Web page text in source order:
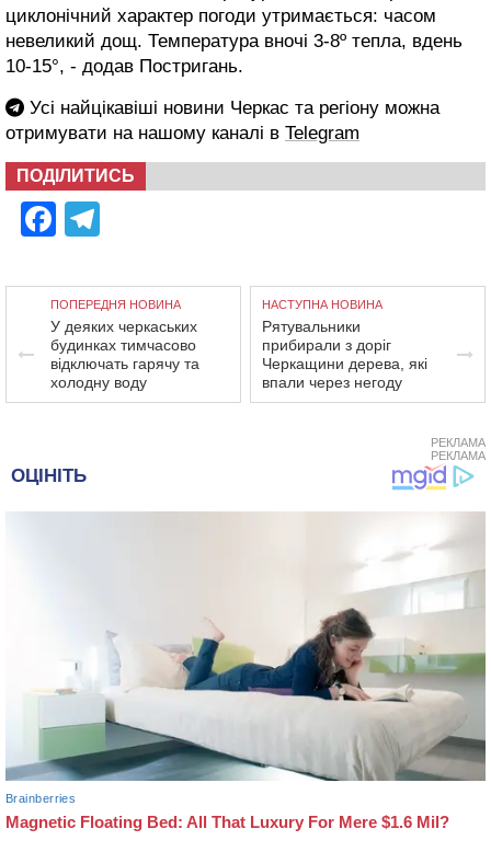
циклонічний характер погоди утримається: часом
невеликий дощ. Температура вночі 3-8º тепла, вдень
10-15°, - додав Постригань.
Усі найцікавіші новини Черкас та регіону можна
отримувати на нашому каналі в Telegram
ПОДІЛИТИСЬ
Facebook
ПОПЕРЕДНЯ НОВИНА
У деяких черкаських
будинках тимчасово
відключать гарячу та
холодну воду
НАСТУПНА НОВИНА
Рятувальники
прибирали з доріг
Черкащини дерева, які
впали через негоду
РЕКЛАМА
РЕКЛАМА